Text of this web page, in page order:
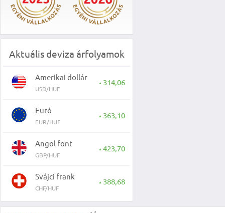
Aktuális deviza árfolyamok
Amerikai dollár
USD/HUF
▲ 314,06
Euró
EUR/HUF
▲ 363,10
Angol font
GBP/HUF
▲ 423,70
Svájci frank
CHF/HUF
▲ 388,68